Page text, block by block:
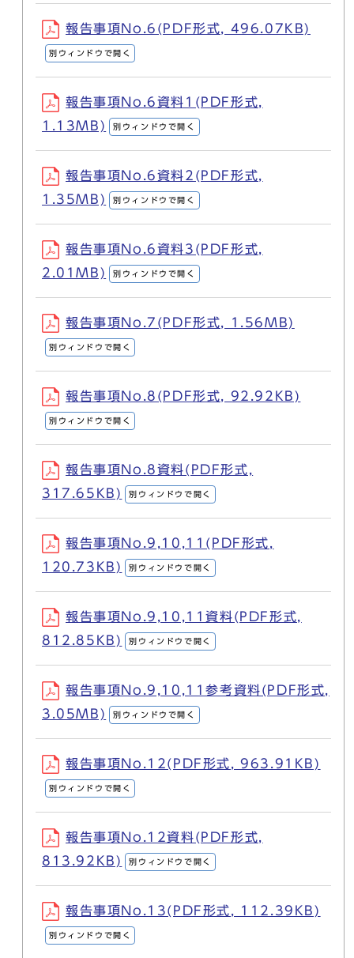
報告事項No.6(PDF形式, 496.07KB)
別ウィンドウで開く
報告事項No.6資料1(PDF形式,
1.13MB)
別ウィンドウで開く
報告事項No.6資料2(PDF形式,
1.35MB)
別ウィンドウで開く
報告事項No.6資料3(PDF形式,
2.01MB)
別ウィンドウで開く
報告事項No.7(PDF形式, 1.56MB)
別ウィンドウで開く
報告事項No.8(PDF形式, 92.92KB)
別ウィンドウで開く
報告事項No.8資料(PDF形式,
317.65KB)
別ウィンドウで開く
報告事項No.9,10,11(PDF形式,
120.73KB)
別ウィンドウで開く
報告事項No.9,10,11資料(PDF形式,
812.85KB)
別ウィンドウで開く
報告事項No.9,10,11参考資料(PDF形式,
3.05MB)
別ウィンドウで開く
報告事項No.12(PDF形式, 963.91KB)
別ウィンドウで開く
報告事項No.12資料(PDF形式,
813.92KB)
別ウィンドウで開く
報告事項No.13(PDF形式, 112.39KB)
別ウィンドウで開く